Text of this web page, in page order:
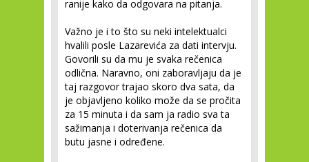
ranije kako da odgovara na pitanja.
Važno je i to što su neki intelektualci
hvalili posle Lazarevića za dati intervju.
Govorili su da mu je svaka rečenica
odlična. Naravno, oni zaboravljaju da je
taj razgovor trajao skoro dva sata, da
je objavljeno koliko može da se pročita
za 15 minuta i da sam ja radio sva ta
sažimanja i doterivanja rečenica da
butu jasne i određene.